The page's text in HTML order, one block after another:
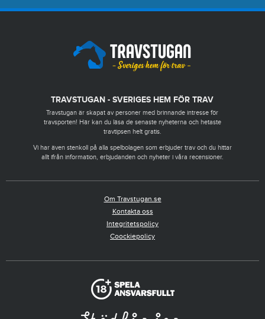
TRAVSTUGAN - SVERIGES HEM FÖR TRAV
Travstugan är skapat av personer med brinnande intresse för
travsporten! Här kan du läsa de senaste nyheterna och hetaste
travtipsen helt gratis.
Vi har även stenkoll på alla spelbolagen som erbjuder trav och du hittar
allt ifrån information, erbjudanden och nyheter i våra recensioner.
Om Travstugan.se
Kontakta oss
Integritetspolicy
Coockiepolicy